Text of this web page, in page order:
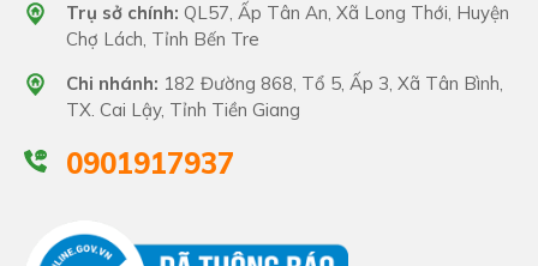
Trụ sở chính: QL57, Ấp Tân An, Xã Long Thới, Huyện
Chợ Lách, Tỉnh Bến Tre
Chi nhánh: 182 Đường 868, Tổ 5, Ấp 3, Xã Tân Bình,
TX. Cai Lậy, Tỉnh Tiền Giang
0901917937